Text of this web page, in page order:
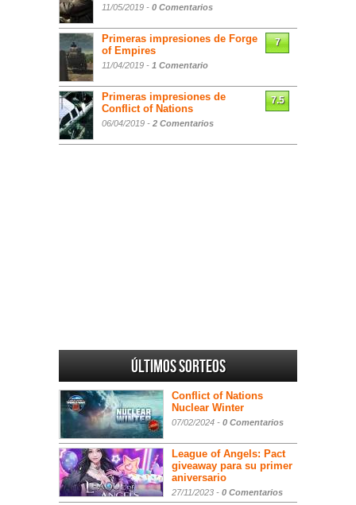
11/05/2019 - 0 Comentarios
Primeras impresiones de Forge
of Empires
11/04/2019 - 1 Comentario
7
Primeras impresiones de
Conflict of Nations
06/04/2019 - 2 Comentarios
7.5
Últimos sorteos
Conflict of Nations
Nuclear Winter
07/02/2024 - 0 Comentarios
League of Angels: Pact
giveaway para su primer
aniversario
27/11/2023 - 0 Comentarios